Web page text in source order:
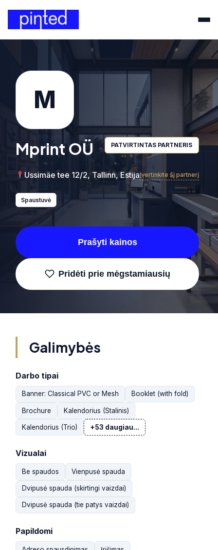
M
Mprint OÜ PATVIRTINTAS PARTNERIS
Ussimäe tee 12/2, Tallinn, EstijaĮvertinkite šį partnerį
Spaustuvė
Prašyti kainos
Pridėti prie mėgstamiausių
Galimybės
Darbo tipai
Banner: Classical PVC or Mesh Booklet (with fold)
Brochure Kalendorius (Stalinis)
Kalendorius (Trio) +53 daugiau...
Vizualai
Be spaudos Vienpusė spauda
Dvipusė spauda (skirtingi vaizdai)
Dvipusė spauda (tie patys vaizdai)
Papildomi